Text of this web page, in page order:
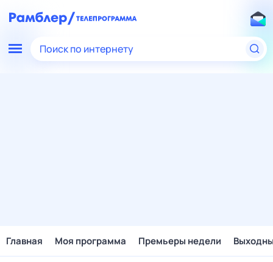
Поиск по интернету
Главная Моя программа Премьеры недели